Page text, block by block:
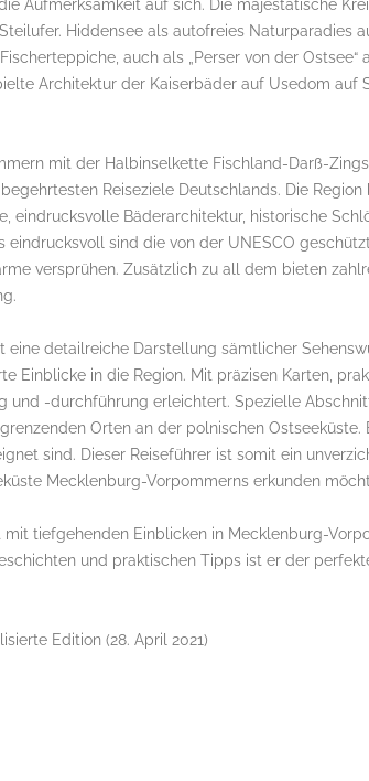
Aufmerksamkeit auf sich. Die majestätische
Hiddensee als autofreies Naturparadies
auch als „Perser von der Ostsee“
Architektur der Kaiserbäder auf Usedom auf
mit der Halbinselkette Fischland-Darß-
Reiseziele Deutschlands. Die
eindrucksvolle Bäderarchitektur, historische
sind die von der UNESCO
versprühen. Zusätzlich zu all dem bieten
eine detailreiche Darstellung sämtlicher
Einblicke in die Region. Mit präzisen Karten,
und -durchführung erleichtert. Spezielle
Orten an der polnischen
sind. Dieser Reiseführer ist somit ein
Mecklenburg-Vorpommerns erkunden
tiefgehenden Einblicken in Mecklenburg-
und praktischen Tipps ist er der
Edition (28. April 2021)